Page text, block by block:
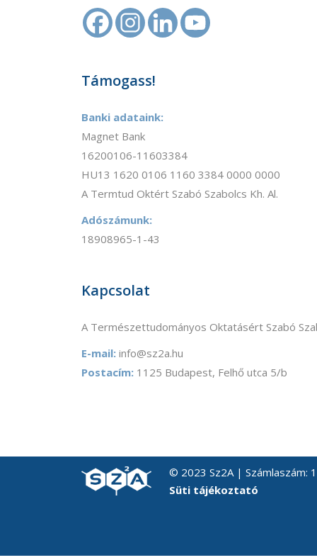
Támogass!
Banki adataink:
Magnet Bank
16200106-11603384
HU13 1620 0106 1160 3384 0000 0000
A Termtud Oktért Szabó Szabolcs Kh. Al.
Adószámunk:
18908965-1-43
Kapcsolat
A Természettudományos Oktatásért Szabó
E-mail: info@sz2a.hu
Postacím: 1125 Budapest, Felhő utca 5/b
© 2023 Sz2A | Számlaszám:
Süti tájékoztató